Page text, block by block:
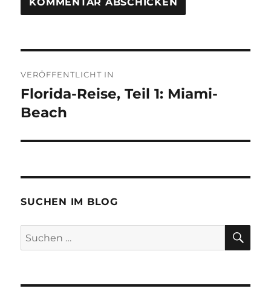
VERÖFFENTLICHT IN
Florida-Reise, Teil 1: Miami-
Beach
SUCHEN IM BLOG
Suchen
nach: